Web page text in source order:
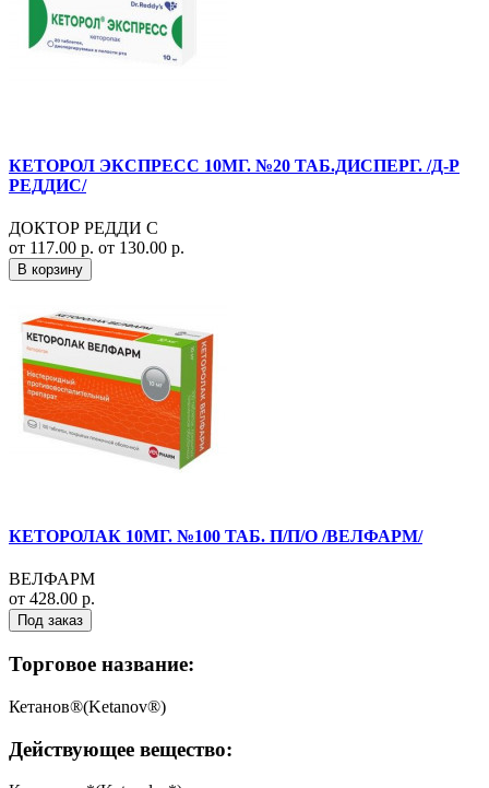
КЕТОРОЛ ЭКСПРЕСС 10МГ. №20 ТАБ.ДИСПЕРГ. /Д-Р
РЕДДИС/
ДОКТОР РЕДДИ С
от 117.00 р. от 130.00 р.
В корзину
КЕТОРОЛАК 10МГ. №100 ТАБ. П/П/О /ВЕЛФАРМ/
ВЕЛФАРМ
от 428.00 р.
Под заказ
Торговое название:
Кетанов®(Ketanov®)
Действующее вещество: